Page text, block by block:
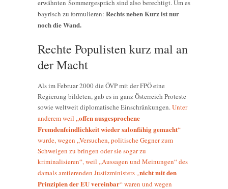
erwähnten Sommergespräch sind also berechtigt. Um es
bayrisch zu formulieren: Rechts neben Kurz ist nur
noch die Wand.
Rechte Populisten kurz mal an
der Macht
Als im Februar 2000 die ÖVP mit der FPÖ eine
Regierung bildeten, gab es in ganz Österreich Proteste
sowie weltweit diplomatische Einschränkungen.Unter
anderem weil „offen ausgesprochene
Fremdenfeindlichkeit wieder salonfähig gemacht“
wurde, wegen „Versuchen, politische Gegner zum
Schweigen zu bringen oder sie sogar zu
kriminalisieren“, weil „Aussagen und Meinungen“ des
damals amtierenden Justizministers „nicht mit den
Prinzipien der EU vereinbar“ waren und wegen